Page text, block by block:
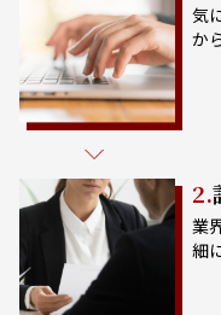
気
か
2.
業
細